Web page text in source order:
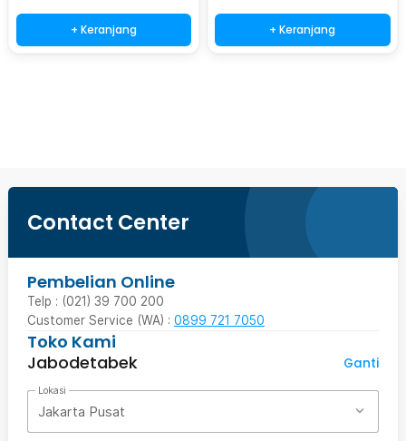
+ Keranjang + Keranjang
Contact Center
Pembelian Online
Telp : (021) 39 700 200
Customer Service (WA) : 0899 721 7050
Toko Kami
Jabodetabek
Ganti
Lokasi
Jakarta Pusat